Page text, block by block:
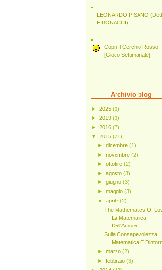
LEONARDO PISANO
FIBONACCI)
Copri Il Cerchio Rosso
[Gioco Settimanale]
Archivio blog
► 2025 (3)
► 2019 (3)
► 2016 (7)
▼ 2015 (21)
► dicembre (1)
► novembre (2)
► ottobre (2)
► agosto (3)
► giugno (3)
► maggio (3)
▼ aprile (2)
The Mathematics Of
La Matematica
Dell'Amore
Sulla Consapevolezza
Matematica E
► marzo (2)
► febbraio (3)